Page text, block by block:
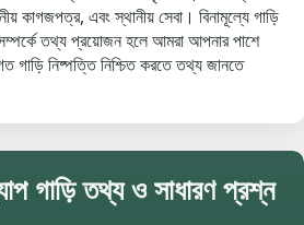
কাগজপত্র, এবং স্থানীয় সেবা। বিনামূল্যে গাড়ি
সম্পর্কে তথ্য প্রয়োজন হলে আমরা আপনার পাশে
নিষ্পত্তি নিশ্চিত করতে তথ্য জানতে
গাড়ি তথ্য ও সাধারণ প্রশ্ন